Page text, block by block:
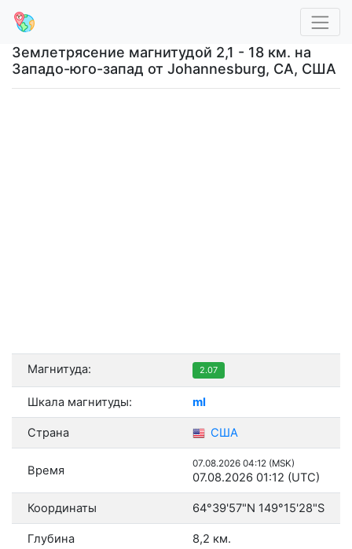
Землетрясение магнитудой 2,1 - 18 км. на
Западо-юго-запад от Johannesburg, CA, США
Магнитуда: 2.07
Шкала магнитуды: ml
Страна США
Время 07.08.2026 04:12 (MSK)
07.08.2026 01:12 (UTC)
Координаты 64°39'57"N 149°15'28"S
Глубина 8,2 км.